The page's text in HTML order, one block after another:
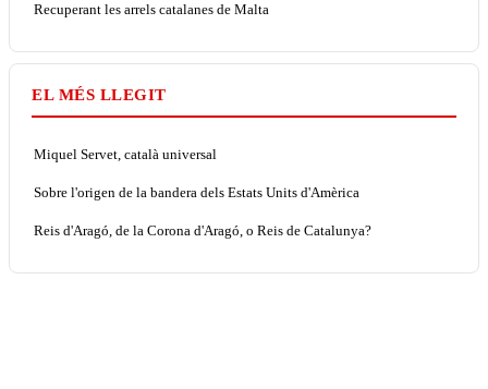
Recuperant les arrels catalanes de Malta
EL MÉS LLEGIT
Miquel Servet, català universal
Sobre l'origen de la bandera dels Estats Units d'Amèrica
Reis d'Aragó, de la Corona d'Aragó, o Reis de Catalunya?